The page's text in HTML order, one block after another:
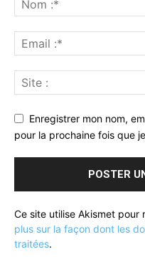
Enregistrer mon nom,
pour la prochaine fois que
Ce site utilise Akismet pour
plus sur la façon dont les
traitées.